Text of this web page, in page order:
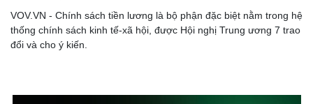
VOV.VN - Chính sách tiền lương là bộ phận đặc biệt nằm trong hệ
thống chính sách kinh tế-xã hội, được Hội nghị Trung ương 7 trao
đổi và cho ý kiến.